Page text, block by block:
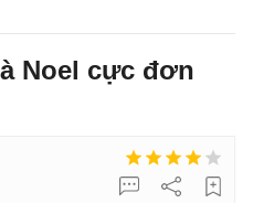
Noel cực đơn